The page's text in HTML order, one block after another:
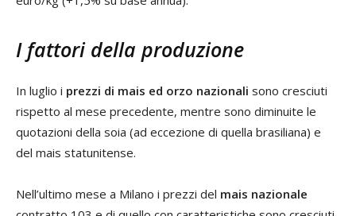
I fattori della produzione
In luglio i prezzi di mais ed orzo nazionali sono cresciuti
rispetto al mese precedente, mentre sono diminuite le
quotazioni della soia (ad eccezione di quella brasiliana) e
del mais statunitense.
Nell’ultimo mese a Milano i prezzi del mais nazionale